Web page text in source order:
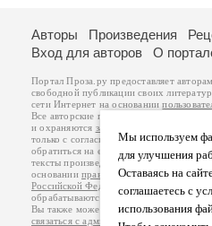
Мы используем
для улучшения
Оставаясь на
соглашаетесь с
использования
Авторы Произведения
Вход для авторов
О
Портал Проза.ру предоставляет
свободной публикации своих
сети Интернет на основании
Все авторские права на произведения
и охраняются законом
. Перепечатка
только с согласия его автора, к
обратиться на его авторской странице.
тексты произведений авторы несут
основанииправил публикациии
Российской Федерации
обрабатываются на основании
Вы также можете посмотреть более
связаться с администрацией